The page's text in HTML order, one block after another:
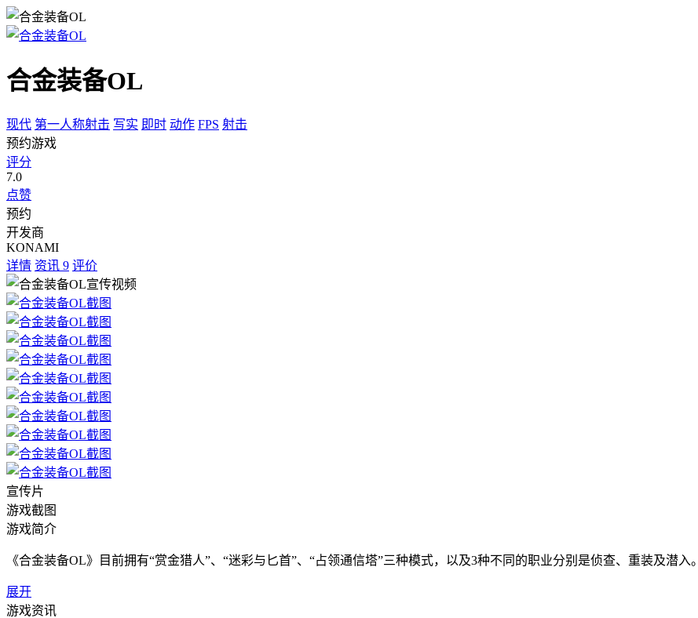
合金装备OL
现代 第一人称射击 写实 即时 动作 FPS 射击
预约游戏
评分
7.0
点赞
预约
开发商
KONAMI
详情 资讯 9 评价
宣传片
游戏截图
游戏简介
《合金装备OL》目前拥有“赏金猎人”、“迷彩与匕首”、“占领通信塔”三种模式，以及3种不同的职业分别是侦查、重装及潜入。
展开
游戏资讯